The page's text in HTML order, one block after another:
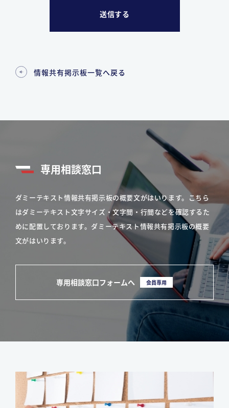
情報共有掲示板一覧へ戻る
専用相談窓口
ダミーテキスト情報共有掲示板の概要文がはいります。こちら
はダミーテキスト文字サイズ・文字間・行間などを確認するた
めに配置しております。ダミーテキスト情報共有掲示板の概要
文がはいります。
専用相談窓口フォームへ 会員専用